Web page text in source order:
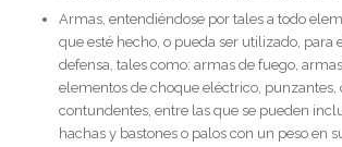
Armas, entendiéndose por tales a todo
que esté hecho, o pueda ser utilizado, para
defensa, tales como: armas de fuego,
elementos de choque eléctrico, punzantes,
contundentes, entre las que se pueden
hachas y bastones o palos con un peso en